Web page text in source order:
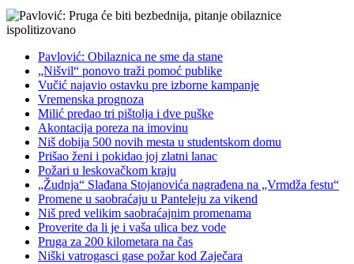
Pavlović: Obilaznica ne sme da stane
„Nišvil“ ponovo traži pomoć publike
Vučić najavio ostavku pre izborne kampanje
Vremenska prognoza
Milić predao tri pištolja i dve puške
Akontacija poreza na imovinu
Niš dobija 500 novih mesta u studentskom domu
Prišao ženi i pokidao joj zlatni lanac
Požari u leskovačkom kraju
„Žudnja“ Slađana Stojanovića nagrađena na „Vrmdža festu“
Promene u saobraćaju u Panteleju za vikend
Niš pred velikim saobraćajnim promenama
Proverite da li je i vaša ulica bez vode
Pruga za 200 kilometara na čas
Niški vatrogasci gase požar kod Zaječara